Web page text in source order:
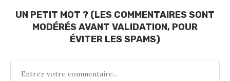
UN PETIT MOT ? (LES COMMENTAIRES SONT
MODÉRÉS AVANT VALIDATION, POUR
ÉVITER LES SPAMS)